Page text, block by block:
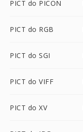
PICT do PICON
PICT do RGB
PICT do SGI
PICT do VIFF
PICT do XV